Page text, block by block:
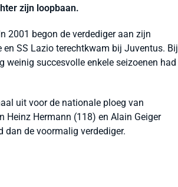
zijn loopbaan.
2001 begon de verdediger aan zijn
SS Lazio terechtkwam bij Juventus. Bij
succesvolle enkele seizoenen had
uit voor de nationale ploeg van
Heinz Hermann (118) en Alain Geiger
de voormalig verdediger.